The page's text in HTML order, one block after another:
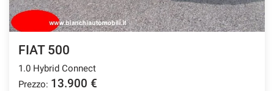
FIAT 500
1.0 Hybrid Connect
Prezzo: 13.900 €